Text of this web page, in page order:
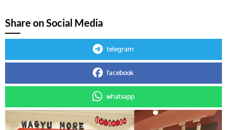
Share on Social Media
telegram
facebook
whatsapp